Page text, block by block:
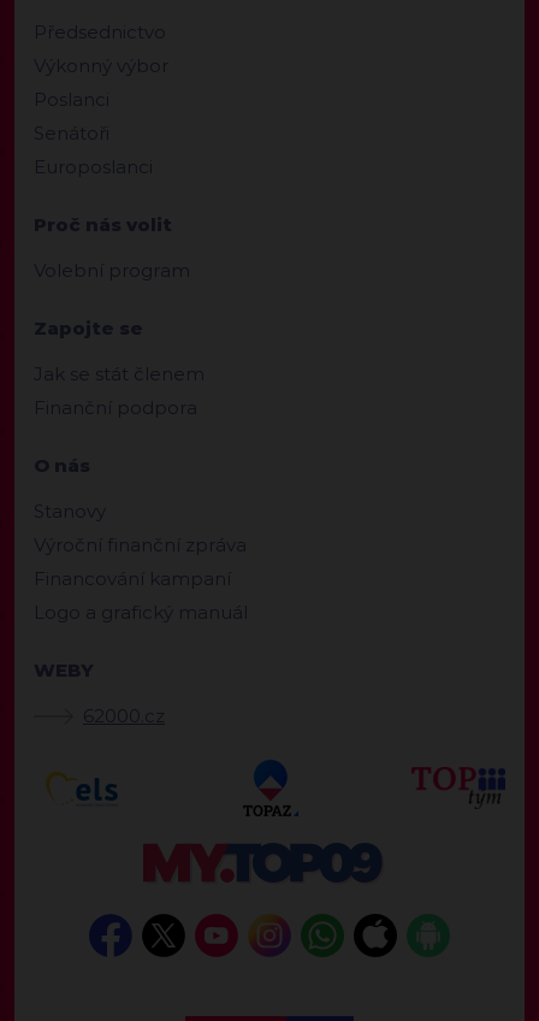
Předsednictvo
Výkonný výbor
Poslanci
Senátoři
Europoslanci
Proč nás volit
Volební program
Zapojte se
Jak se stát členem
Finanční podpora
O nás
Stanovy
Výroční finanční zpráva
Financování kampaní
Logo a grafický manuál
WEBY
62000.cz